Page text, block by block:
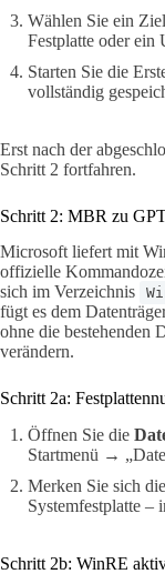
Wählen Sie ein
Festplatte oder
Starten Sie die
vollständig
Erst nach der
Schritt 2 fortfahren.
Schritt 2: MBR zu
Microsoft liefert mit
offizielle
sich im Verzeichnis
fügt es dem
ohne die bestehenden
verändern.
Schritt 2a:
Öffnen Sie die
Startmenü →
Merken Sie sich die
Systemfestplatte –
Schritt 2b: WinRE